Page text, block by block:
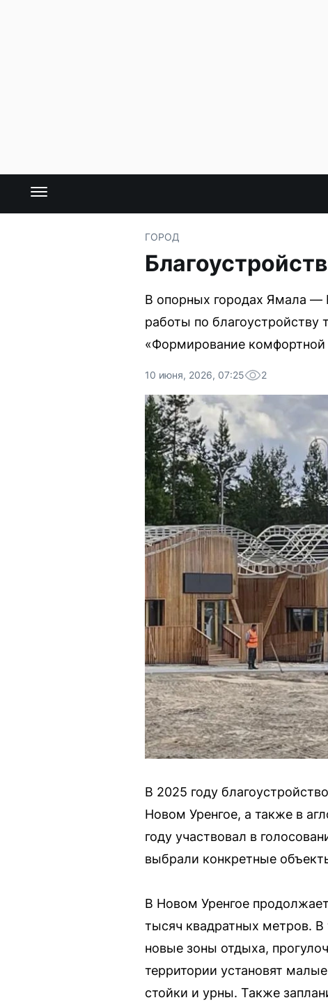
ГОРОД
В опорных городах Ямала —
работы по благоустройству
«Формирование комфортной
10 июня, 2026, 07:25 2
В 2025 году
Новом Уренгое, а также в
году участвовал в
выбрали конкретные
В Новом Уренгое
тысяч квадратных метров.
новые зоны отдыха,
территории установят
стойки и урны. Также